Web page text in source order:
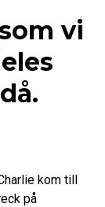
vi
kom till
på